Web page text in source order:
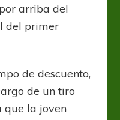
arriba del
del primer
de descuento,
de un tiro
que la joven